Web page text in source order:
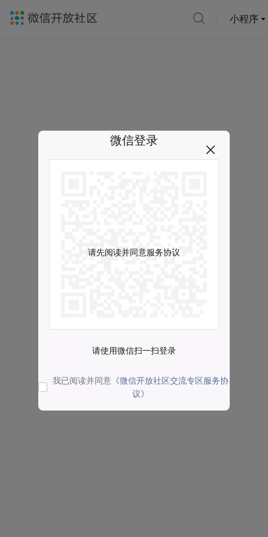
小程序
微信登录
请先阅读并同意服务协议
请使用微信扫一扫登录
我已阅读并同意 《微信开放社区交流专区服务协
议》